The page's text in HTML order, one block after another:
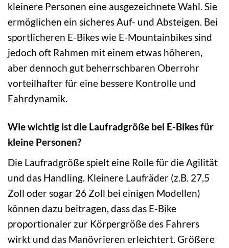
kleinere Personen eine ausgezeichnete Wahl. Sie
ermöglichen ein sicheres Auf- und Absteigen. Bei
sportlicheren E-Bikes wie E-Mountainbikes sind
jedoch oft Rahmen mit einem etwas höheren,
aber dennoch gut beherrschbaren Oberrohr
vorteilhafter für eine bessere Kontrolle und
Fahrdynamik.
Wie wichtig ist die Laufradgröße bei E-Bikes für
kleine Personen?
Die Laufradgröße spielt eine Rolle für die Agilität
und das Handling. Kleinere Laufräder (z.B. 27,5
Zoll oder sogar 26 Zoll bei einigen Modellen)
können dazu beitragen, dass das E-Bike
proportionaler zur Körpergröße des Fahrers
wirkt und das Manövrieren erleichtert. Größere